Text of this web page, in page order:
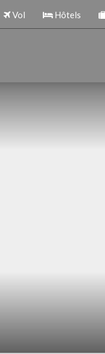
Vol Hôtels